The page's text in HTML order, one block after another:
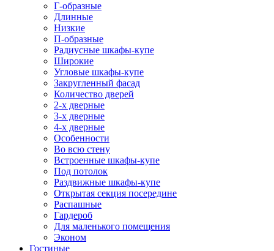
Г-образные
Длинные
Низкие
П-образные
Радиусные шкафы-купе
Широкие
Угловые шкафы-купе
Закругленный фасад
Количество дверей
2-х дверные
3-х дверные
4-х дверные
Особенности
Во всю стену
Встроенные шкафы-купе
Под потолок
Раздвижные шкафы-купе
Открытая секция посередине
Распашные
Гардероб
Для маленького помещения
Эконом
Гостиные